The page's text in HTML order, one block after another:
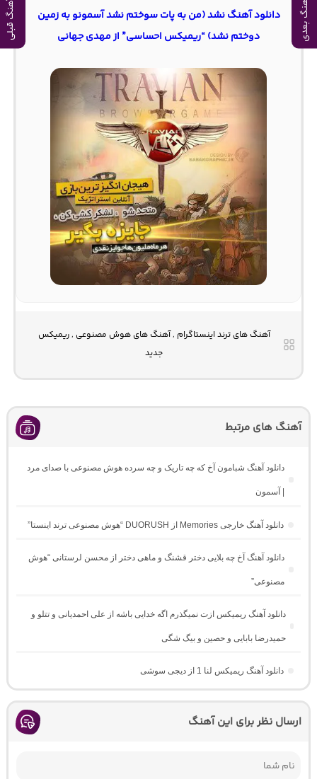
آهنگ بعدی آهنگ قبلی
دانلود آهنگ نشد (من به پات سوختم نشد آسمونو به زمین
دوختم نشد) “ریمیکس احساسی” از مهدی جهانی
آهنگ های ترند اینستاگرام , آهنگ های هوش مصنوعی , ریمیکس
جدید
آهنگ های مرتبط
دانلود آهنگ شبامون آخ که چه تاریک و چه سرده هوش مصنوعی با صدای مرد
| آسمون
دانلود آهنگ خارجی Memories از DUORUSH “هوش مصنوعی ترند اینستا”
دانلود آهنگ آخ چه بلایی دختر قشنگ و ماهی دختر از محسن لرستانی “هوش
مصنوعی”
دانلود آهنگ ریمیکس ازت نمیگذرم اگه خدایی باشه از علی احمدیانی و تتلو و
حمیدرضا بابایی و حصین و بیگ شگی
دانلود آهنگ ریمیکس لنا 1 از دیجی سوشی
ارسال نظر برای این آهنگ